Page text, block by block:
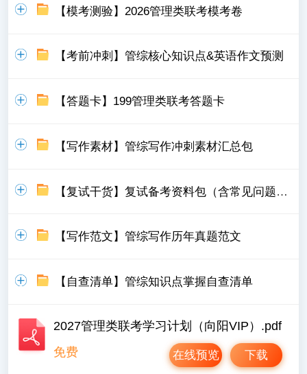
【模考测验】2026管理类联考模考卷
【考前冲刺】管综核心知识点&英语作文预测
【答题卡】199管理类联考答题卡
【写作素材】管综写作冲刺素材汇总包
【复试干货】复试备考资料包（含常见问题，模板）
【写作范文】管综写作历年真题范文
【自查清单】管综知识点掌握自查清单
2027管理类联考学习计划（向阳VIP）.pdf
免费
下载
在线预览